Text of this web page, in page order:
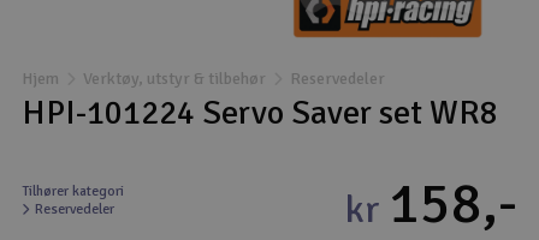
Droner
Fly
Hjem Verktøy, utstyr & tilbehør Reservedeler
HPI-101224 Servo Saver set WR8
Tilhører kategori
Reservedeler
kr 158,-